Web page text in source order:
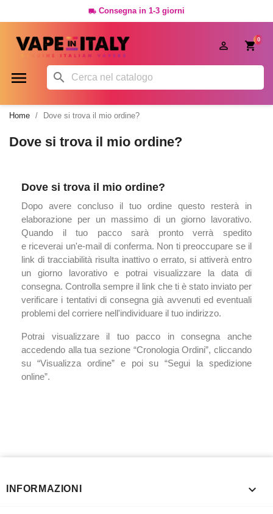
 Consegna in 1-3 giorni
0

 
Home Dove si trova il mio ordine?
Dove si trova il mio ordine?
Dove si trova il mio ordine?
Dopo avere concluso il tuo ordine questo resterà in
elaborazione per un massimo di un giorno lavorativo.
Quando il tuo pacco sarà pronto verrà spedito
e riceverai un'e-mail di conferma. Non ti preoccupare se il
link di tracciabilità risulta inattivo o errato, si attiverà entro
un giorno lavorativo e potrai visualizzare la data di
consegna. Controlla sempre il link che ti è stato inviato per
verificare i tentativi di consegna già avvenuti ed eventuali
problemi del corriere nell'individuare il tuo indirizzo.
Potrai visualizzare il tuo pacco in consegna anche
accedendo alla tua sezione “Cronologia Ordini”, cliccando
su “Visualizza ordine” e poi su “Segui la spedizione
online”.
INFORMAZIONI 